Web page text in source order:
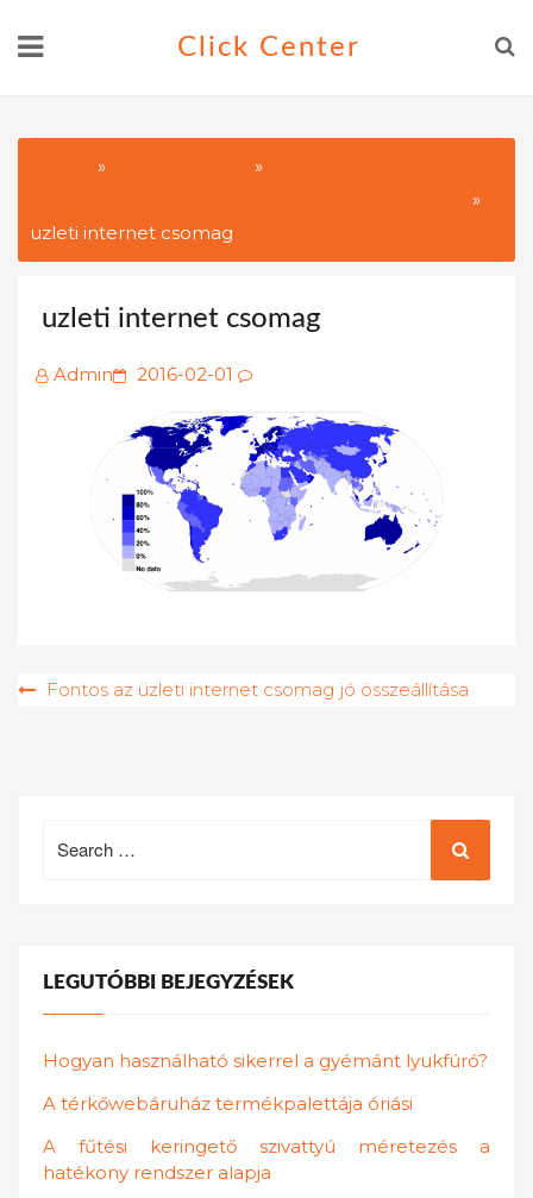
Click Center
uzleti internet csomag
uzleti internet csomag
Admin Posted
2016-02-01
Bejegyzés
Fontos az üzleti internet csomag jó összeállítása
for:
LEGUTÓBBI BEJEGYZÉSEK
Hogyan használható sikerrel a gyémánt lyukfúró?
A térkőwebáruház termékpalettája óriási
A fűtési keringető szivattyú méretezés a
hatékony rendszer alapja